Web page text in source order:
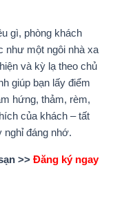
gì, phòng khách
như một ngôi nhà xa
và kỳ lạ theo chủ
giúp bạn lấy điểm
hứng, thảm, rèm,
của khách – tất
nghỉ đáng nhớ.
>> Đăng ký ngay